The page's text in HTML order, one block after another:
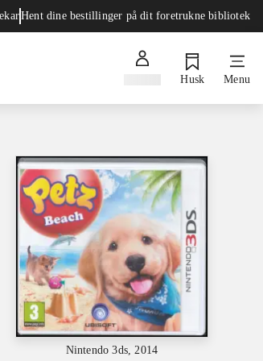
Hent dine bestillinger på dit foretrukne bibliotek
Husk Menu
Nintendo 3ds, 2014